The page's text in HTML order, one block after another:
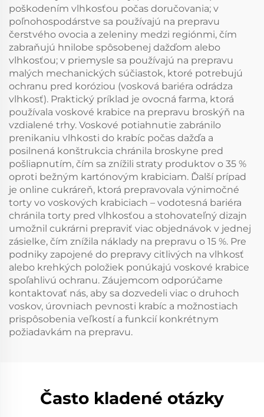
poškodením vlhkosťou počas doručovania; v
poľnohospodárstve sa používajú na prepravu
čerstvého ovocia a zeleniny medzi regiónmi, čím
zabraňujú hnilobe spôsobenej dažďom alebo
vlhkosťou; v priemysle sa používajú na prepravu
malých mechanických súčiastok, ktoré potrebujú
ochranu pred koróziou (vosková bariéra odrádza
vlhkosť). Praktický príklad je ovocná farma, ktorá
používala voskové krabice na prepravu broskýň na
vzdialené trhy. Voskové potiahnutie zabránilo
prenikaniu vlhkosti do krabíc počas dažďa a
posilnená konštrukcia chránila broskyne pred
pošliapnutím, čím sa znížili straty produktov o 35 %
oproti bežným kartónovým krabiciam. Ďalší prípad
je online cukráreň, ktorá prepravovala výnimočné
torty vo voskových krabiciach – vodotesná bariéra
chránila torty pred vlhkosťou a stohovateľný dizajn
umožnil cukrárni prepraviť viac objednávok v jednej
zásielke, čím znížila náklady na prepravu o 15 %. Pre
podniky zapojené do prepravy citlivých na vlhkosť
alebo krehkých položiek ponúkajú voskové krabice
spoľahlivú ochranu. Záujemcom odporúčame
kontaktovať nás, aby sa dozvedeli viac o druhoch
voskov, úrovniach pevnosti krabíc a možnostiach
prispôsobenia veľkostí a funkcií konkrétnym
požiadavkám na prepravu.
Často kladené otázky